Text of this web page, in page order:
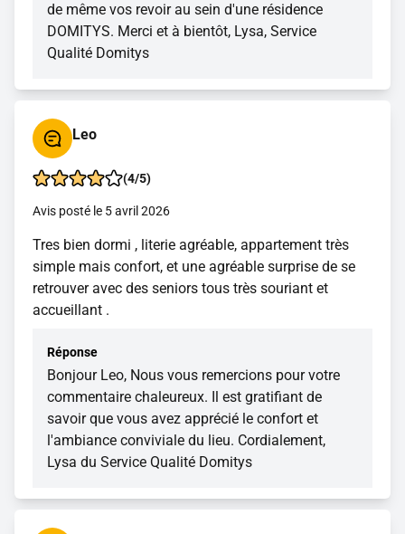
de même vos revoir au sein d'une résidence
DOMITYS. Merci et à bientôt, Lysa, Service
Qualité Domitys
Leo
(4/5)
Avis posté le 5 avril 2026
Tres bien dormi , literie agréable, appartement très
simple mais confort, et une agréable surprise de se
retrouver avec des seniors tous très souriant et
accueillant .
Réponse
Bonjour Leo, Nous vous remercions pour votre
commentaire chaleureux. Il est gratifiant de
savoir que vous avez apprécié le confort et
l'ambiance conviviale du lieu. Cordialement,
Lysa du Service Qualité Domitys